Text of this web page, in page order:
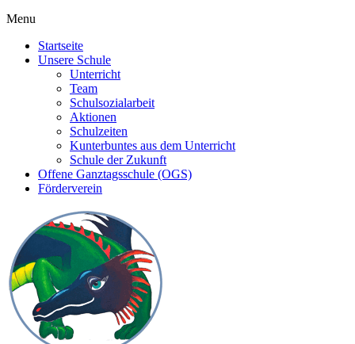
Menu
Startseite
Unsere Schule
Unterricht
Team
Schulsozialarbeit
Aktionen
Schulzeiten
Kunterbuntes aus dem Unterricht
Schule der Zukunft
Offene Ganztagsschule (OGS)
Förderverein